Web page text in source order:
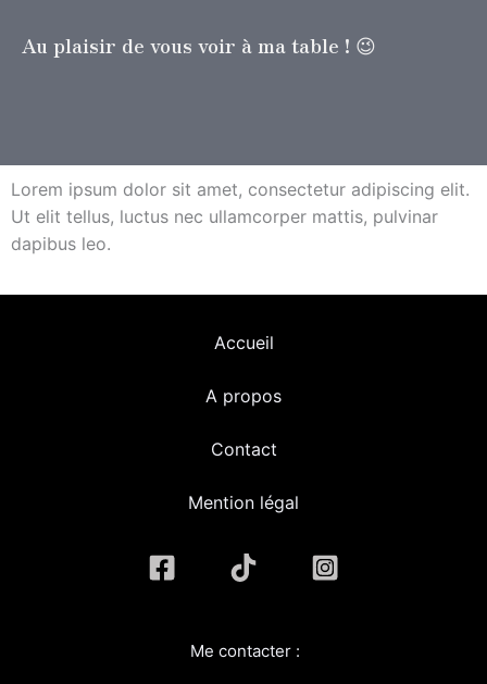
Au plaisir de vous voir à ma table ! 😉
Lorem ipsum dolor sit amet, consectetur adipiscing elit.
Ut elit tellus, luctus nec ullamcorper mattis, pulvinar
dapibus leo.
Accueil
A propos
Contact
Mention légal
Me contacter :